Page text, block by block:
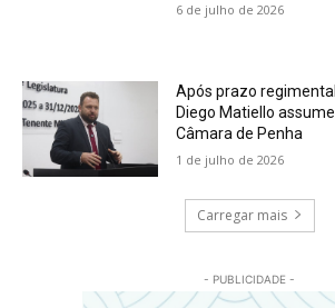
6 de julho de 2026
Após prazo
Diego Matiello
Câmara de Penha
1 de julho de 2026
Carregar mais
- PUBLICIDADE -